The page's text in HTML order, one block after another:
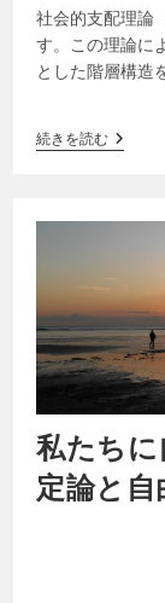
社会的支配理論
す。この理論に
とした階層構造
続きを読む
私たち
定論と